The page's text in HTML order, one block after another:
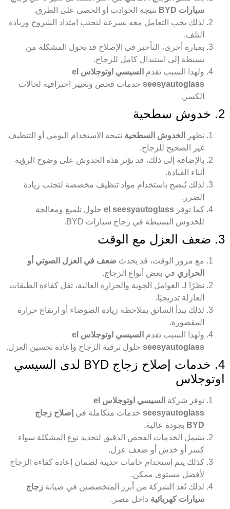
سيارات BYD
نتيجة الحوادث أو الحصى على الطرق.
لذلك يجب التعامل معه بسرعة لتجنب امتداد الشروخ وزيادة
التلف.
بعبارة أخرى، التأخير في الإصلاح قد يحول المشكلة من
بسيطة إلى استبدال كامل للزجاج.
ولهذا السبب تقدم
السيسي اوتوجلاس el
seesyautoglass خدمات فحص وتغيير احترافية لحالات
الكسر.
2. خدوش سطحية
تظهر الخدوش السطحية نتيجة الاستخدام اليومي أو التنظيف
غير الصحيح للزجاج.
بالإضافة إلى ذلك، قد تؤثر هذه الخدوش على وضوح الرؤية
أثناء القيادة.
لذلك يُنصح باستخدام مواد تنظيف مخصصة لتجنب زيادة
الضرر.
كما توفر el seesyautoglass حلول تلميع ومعالجة
للخدوش البسيطة في زجاج سيارات BYD.
3. ضعف العزل مع الوقت
مع مرور الوقت، قد يحدث ضعف في العزل الصوتي أو
الحراري في بعض أنواع الزجاج.
نظرًا لـ العوامل الجوية والحرارة العالية، تقل كفاءة الطبقات
العازلة تدريجيًا.
لذلك يبدأ السائق بملاحظة زيادة الضوضاء أو ارتفاع حرارة
المقصورة.
ولهذا السبب تقدم
السيسي اوتوجلاس el
seesyautoglass حلول ترقية الزجاج وإعادة تحسين العزل.
4. خدمات إصلاح زجاج BYD لدى السيسي
اوتوجلاس
توفر شركة
السيسي اوتوجلاس el
seesyautoglass خدمات متكاملة في إصلاح زجاج
BYD بجودة عالية.
تشمل الخدمات الفحص الدقيق لتحديد نوع المشكلة سواء
كسر أو خدش أو ضعف عزل.
كذلك يتم استخدام خامات حديثة لضمان إعادة كفاءة الزجاج
لأفضل مستوى ممكن.
لذلك تُعد الشركة من أبرز المتخصصين في صيانة زجاج
سيارات كهربائية داخل مصر.